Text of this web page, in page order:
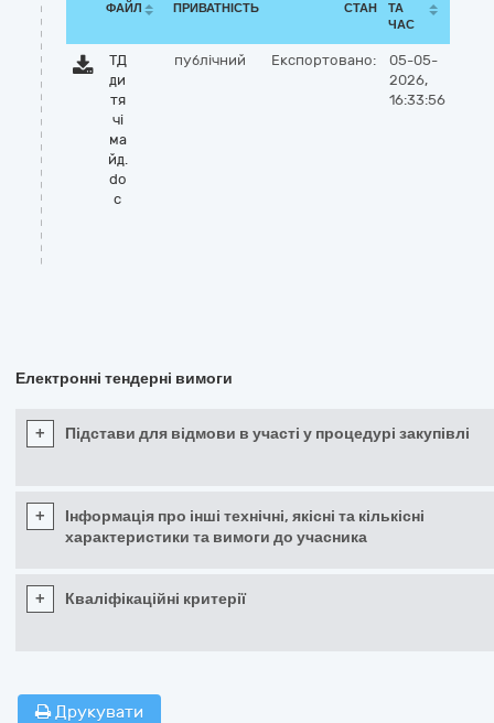
ФАЙЛ ПРИВАТНІСТЬ СТАН
ТА
ЧАС
ТД
ди
тя
чі
ма
йд.
do
c
публічний Експортовано:
05-05-
2026,
16:33:56
Електронні тендерні вимоги
+ Підстави для відмови в участі у процедурі закупівлі
+
Інформація про інші технічні, якісні та кількісні
характеристики та вимоги до учасника
+ Кваліфікаційні критерії
Друкувати